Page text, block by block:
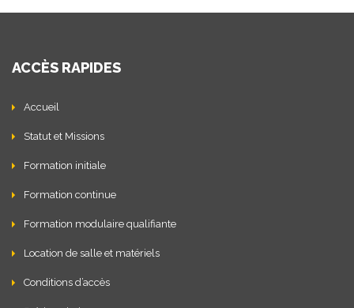
ACCÈS RAPIDES
Accueil
Statut et Missions
Formation initiale
Formation continue
Formation modulaire qualifiante
Location de salle et matériels
Conditions d’accès